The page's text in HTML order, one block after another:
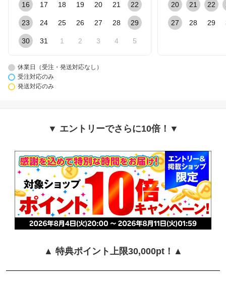
16 17 18 19 20 21 22
23 24 25 26 27 28 29
30 31 1 2 3 4 5
20 21 22
27 28 29
休業日（受注・発送対応なし）
受注対応のみ
発送対応のみ
▼ エントリーでさらに10倍！▼
▲ 特典ポイント上限30,000pt！▲